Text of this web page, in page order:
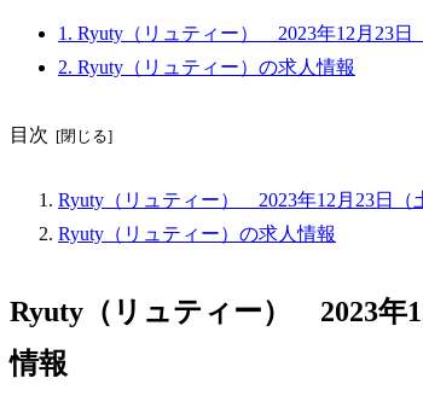
1. Ryuty（リュティー） 2023年12月23日
2. Ryuty（リュティー）の求人情報
目次
Ryuty（リュティー） 2023年12月23日（
Ryuty（リュティー）の求人情報
Ryuty（リュティー） 2023年
情報